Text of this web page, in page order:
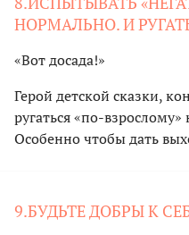
НОРМАЛЬНО. И
«Вот досада!»
Герой детской сказки,
ругаться «по-
Особенно чтобы дать
9.БУДЬТЕ ДОБРЫ К